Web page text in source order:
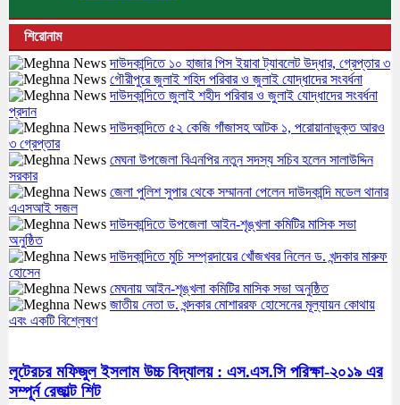
শিরোনাম
দাউদকান্দিতে ১০ হাজার পিস ইয়াবা ট্যাবলেট উদ্ধার, গ্রেপ্তার ৩
গৌরীপুরে জুলাই শহিদ পরিবার ও জুলাই যোদ্ধাদের সংবর্ধনা
দাউদকান্দিতে জুলাই শহীদ পরিবার ও জুলাই যোদ্ধাদের সংবর্ধনা
প্রদান
দাউদকান্দিতে ৫২ কেজি গাঁজাসহ আটক ১, পরোয়ানাভুক্ত আরও
৩ গ্রেপ্তার
মেঘনা উপজেলা বিএনপির নতুন সদস্য সচিব হলেন সালাউদ্দিন
সরকার
জেলা পুলিশ সুপার থেকে সম্মাননা পেলেন দাউদকান্দি মডেল থানার
এএসআই সজল
দাউদকান্দিতে উপজেলা আইন-শৃঙ্খলা কমিটির মাসিক সভা
অনুষ্ঠিত
দাউদকান্দিতে মুচি সম্প্রদায়ের খোঁজখবর নিলেন ড. খন্দকার মারুফ
হোসেন
মেঘনায় আইন-শৃঙ্খলা কমিটির মাসিক সভা অনুষ্ঠিত
জাতীয় নেতা ড. খন্দকার মোশাররফ হোসেনের মূল্যায়ন কোথায়
এবং একটি বিশ্লেষণ
লূটেরচর মফিজুল ইসলাম উচ্চ বিদ্যালয় : এস.এস.সি পরিক্ষা-২০১৯ এর
সম্পূর্ন রেজাল্ট শিট